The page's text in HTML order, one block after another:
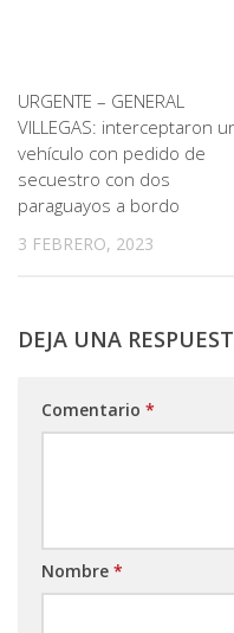
URGENTE – GENERAL
VILLEGAS: interceptaron
vehículo con pedido de
secuestro con dos
paraguayos a bordo
3 FEBRERO, 2023
DEJA UNA
Comentario *
Nombre *